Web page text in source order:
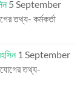
5 September
তথ্য- কর্মকর্তা
1 September
তথ্য-